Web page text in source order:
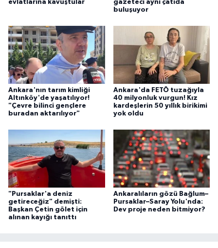
evlatlarına kavuştular
gazeteci aynı çatıda
buluşuyor
Ankara'nın tarım kimliği
Altınköy'de yaşatılıyor!
"Çevre bilinci gençlere
buradan aktarılıyor"
Ankara'da FETÖ tuzağıyla
40 milyonluk vurgun! Kız
kardeşlerin 50 yıllık birikimi
yok oldu
"Pursaklar'a deniz
getireceğiz" demişti:
Başkan Çetin gölet için
alınan kayığı tanıttı
Ankaralıların gözü Bağlum–
Pursaklar–Saray Yolu'nda:
Dev proje neden bitmiyor?